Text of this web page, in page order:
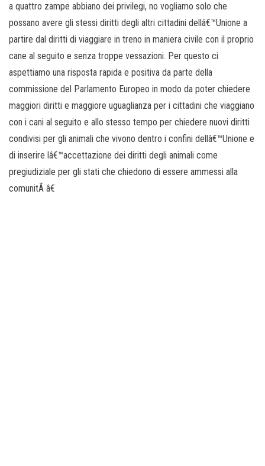
a quattro zampe abbiano dei privilegi, no vogliamo solo che
possano avere gli stessi diritti degli altri cittadini dellâ€™Unione a
partire dal diritti di viaggiare in treno in maniera civile con il proprio
cane al seguito e senza troppe vessazioni. Per questo ci
aspettiamo una risposta rapida e positiva da parte della
commissione del Parlamento Europeo in modo da poter chiedere
maggiori diritti e maggiore uguaglianza per i cittadini che viaggiano
con i cani al seguito e allo stesso tempo per chiedere nuovi diritti
condivisi per gli animali che vivono dentro i confini dellâ€™Unione e
di inserire lâ€™accettazione dei diritti degli animali come
pregiudiziale per gli stati che chiedono di essere ammessi alla
comunitÃ â€